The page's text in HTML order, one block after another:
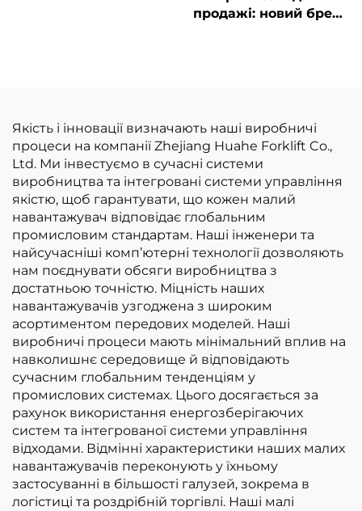
продажі: новий бренд
2,5 т із двигуном
NISSAN K21
Якість і інновації визначають наші виробничі
процеси на компанії Zhejiang Huahe Forklift Co.,
Ltd. Ми інвестуємо в сучасні системи
виробництва та інтегровані системи управління
якістю, щоб гарантувати, що кожен малий
навантажувач відповідає глобальним
промисловим стандартам. Наші інженери та
найсучасніші комп’ютерні технології дозволяють
нам поєднувати обсяги виробництва з
достатньою точністю. Міцність наших
навантажувачів узгоджена з широким
асортиментом передових моделей. Наші
виробничі процеси мають мінімальний вплив на
навколишнє середовище й відповідають
сучасним глобальним тенденціям у
промислових системах. Цього досягається за
рахунок використання енергозберігаючих
систем та інтегрованої системи управління
відходами. Відмінні характеристики наших малих
навантажувачів переконують у їхньому
застосуванні в більшості галузей, зокрема в
логістиці та роздрібній торгівлі. Наші малі